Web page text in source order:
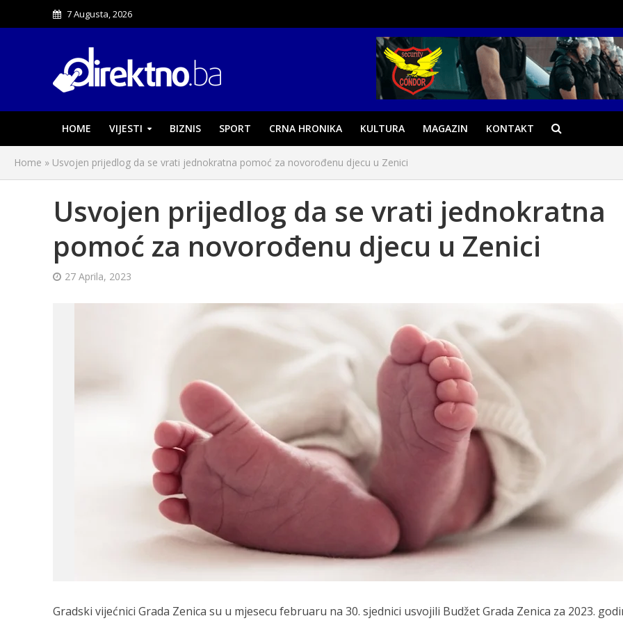
7 Augusta, 2026
HOME VIJESTI BIZNIS SPORT CRNA HRONIKA KULTURA MAGAZIN KONTAKT
Home » Usvojen prijedlog da se vrati jednokratna pomoć za novorođenu djecu u Zenici
Usvojen prijedlog da se vrati jednokratna
pomoć za novorođenu djecu u Zenici
27 Aprila, 2023
Gradski vijećnici Grada Zenica su u mjesecu februaru na 30. sjednici usvojili Budžet Grada Zenica za 2023.